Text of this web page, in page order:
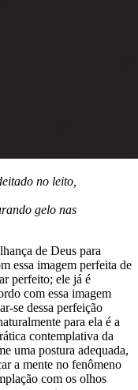
no leito,
gelo nas
de Deus para
essa imagem perfeita de
perfeito; ele já é
com essa imagem
se dessa perfeição
para ela é a
contemplativa da
uma postura adequada,
a mente no fenômeno
com os olhos